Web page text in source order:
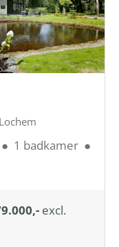
● 1 badkamer ●
excl.